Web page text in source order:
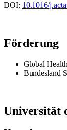
DOI: 10.1016/
Förderung
Global
Bundesland
Universität